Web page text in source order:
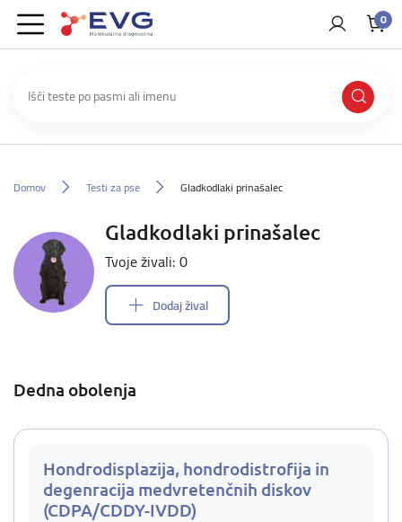
0
Domov Testi za pse Gladkodlaki prinašalec
Gladkodlaki prinašalec
Tvoje živali: 0
Dodaj žival
Dedna obolenja
Hondrodisplazija, hondrodistrofija in
degenracija medvretenčnih diskov
(CDPA/CDDY-IVDD)